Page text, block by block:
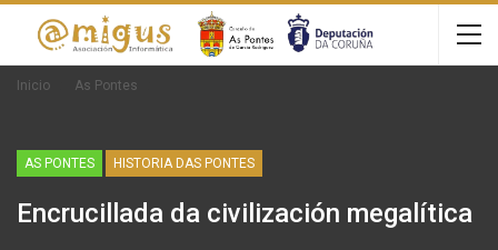
Inicio As Pontes
AS PONTES HISTORIA DAS PONTES
Encrucillada da civilización megalítica